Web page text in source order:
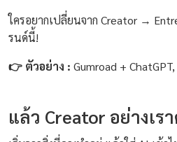
ใครอยากเปลี่ยนจาก Creator →
รนด์นี้!
👉 ตัวอย่าง : Gumroad +
แล้ว Creator อย่างเร